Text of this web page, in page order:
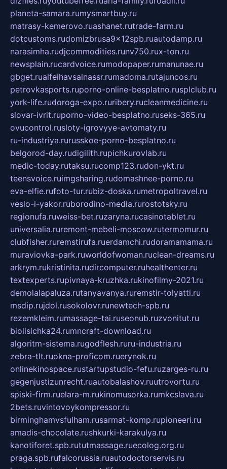
planeta-samara.rumysmartbuy.ru
matrasy-kemerovo.ruashanet.rutrade-farm.ru
dotcustoms.rudomizbrusa9x12spb.ruautodamp.ru
narasimha.rudjcommodities.runv750.rux-ton.ru
newsplain.rucardvoice.rumodopaper.rumanunae.ru
gbget.rualfeihavsalnassr.rumadoma.rutajuncos.ru
petrovkasports.ruporno-online-besplatno.rusplclub.ru
york-life.rudoroga-expo.ruribery.rucleanmedicine.ru
slovar-ivrit.ruporno-video-besplatno.ruseks-365.ru
ovucontrol.rusloty-igrovyye-avtomaty.ru
ru-industriya.rurusskoe-porno-besplatno.ru
belgorod-day.rudigilith.rupichkurovlab.ru
medic-today.rutaksu.rucomp123.rudon-ykt.ru
teensvoice.ruimgsharing.rudomashnee-porno.ru
eva-elfie.rufoto-tur.rubiz-doska.rumetropoltravel.ru
veslo-i-yakor.ruborodino-media.rurostotsky.ru
regionufa.ruweiss-bet.ruzaryna.rucasinotablet.ru
universalia.ruremont-mebeli-moscow.rutermomur.ru
clubfisher.ruremstirufa.ruerdamchi.rudoramamama.ru
muraviovka-park.ruworldofwoman.ruclean-dreams.ru
arkrym.rukristinita.rudircomputer.ruhealthenter.ru
textexperts.rupivnaya-kruzhka.rukinofilmy-2021.ru
demolalapaluza.rutanyavanya.ruremstir-tolyatti.ru
msdip.rujdol.rusokolovr.runewtech-spb.ru
rezemkleim.rumassage-tai.ruseonub.ruzvonitut.ru
biolisichka24.rumncraft-download.ru
algoritm-sistema.rugodflesh.ruru-industria.ru
zebra-tlt.ruokna-proficom.ruerynok.ru
onlinekinospace.rustartupstudio-fefu.ruzarges-ru.ru
gegenjustizunrecht.ruautobalashov.ruutrovortu.ru
spiski-firm.ruelara-m.rukinomusorka.rumkcslava.ru
2bets.ruvintovoykompressor.ru
birminghamvsfulham.rusarmat-komp.rupioneeri.ru
amadis-chocolate.rushkurki-karakulya.ru
kanotiforet.spb.rututmassage.ruecolog.org.ru
praga.spb.rufalcorussia.ruautodoctorservis.ru